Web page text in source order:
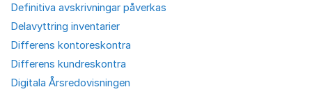
Definitiva avskrivningar påverkas
Delavyttring inventarier
Differens kontoreskontra
Differens kundreskontra
Digitala Årsredovisningen